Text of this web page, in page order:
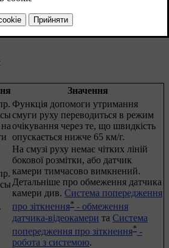
повідомленням - за
рекомендації.
Значення
Функція допомоги утримання
смуги руху переводиться в режим
очікування через те, що швидкість
опускається нижче 65 км/г.
На смузі руху немає чітких ліній
бокової розмітки, або датчик
камери тимчасово вимкнений.
Детальніше про обмеження датчика
камери див. Система попередження
про зіткнення* - обмеження
датчика-відеокамери та Система
попередження про зіткнення* -
робота з системою.